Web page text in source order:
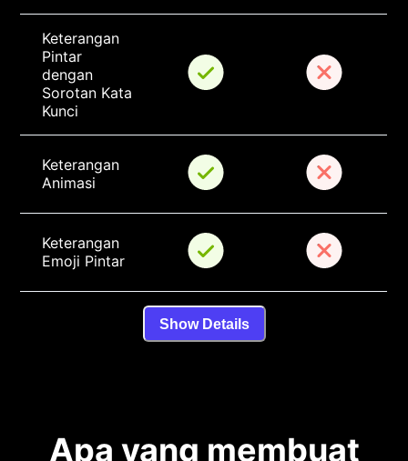
Keterangan
Pintar
dengan
Sorotan Kata
Kunci
Keterangan
Animasi
Keterangan
Emoji Pintar
Show Details
Apa yang membuat